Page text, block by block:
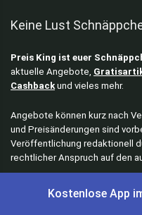
Keine Lust
Preis King ist euer
aktuelle Angebote,
Cashbackund vieles mehr.
Angebote können kurz nach
und Preisänderungen sind
Veröffentlichung redaktionell
rechtlicher Anspruch auf den
Kostenlose App